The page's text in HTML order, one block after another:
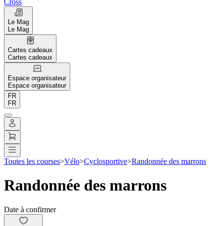
Le Mag
Le Mag
Cartes cadeaux
Cartes cadeaux
Espace organisateur
Espace organisateur
FR
FR
Toutes les courses>Vélo>Cyclosportive>Randonnée des marrons
Randonnée des marrons
Date à confirmer